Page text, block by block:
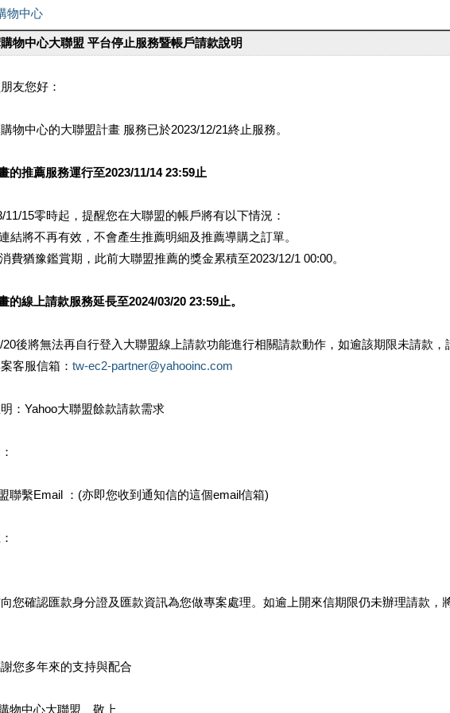
物中心大聯盟 平台停止服務暨帳戶請款說明
友您好：
物中心的大聯盟計畫 服務已於2023/12/21終止服務。
的推薦服務運行至2023/11/14 23:59止
11/15零時起，提醒您在大聯盟的帳戶將有以下情況：
結將不再有效，不會產生推薦明細及推薦導購之訂單。
費猶豫鑑賞期，此前大聯盟推薦的獎金累積至2023/12/1 00:00。
的線上請款服務延長至2024/03/20 23:59止。
20後將無法再自行登入大聯盟線上請款功能進行相關請款動作，如逾該期限未請款，
客服信箱： tw-ec2-partner@yahooinc.com
：Yahoo大聯盟餘款請款需求
聯繫Email ：(亦即您收到通知信的這個email信箱)
您確認匯款身分證及匯款資訊為您做專案處理。如逾上開來信期限仍未辦理請款，
您多年來的支持與配合
物中心大聯盟 敬上